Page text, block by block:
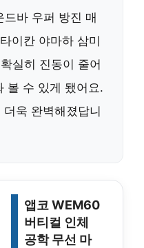
바 우퍼 방진 매
이칸 야마하 삼미
실히 진동이 줄어
볼 수 있게 됐어요.
욱 완벽해졌답니
앱코 WEM60
버티컬 인체
공학 무선 마